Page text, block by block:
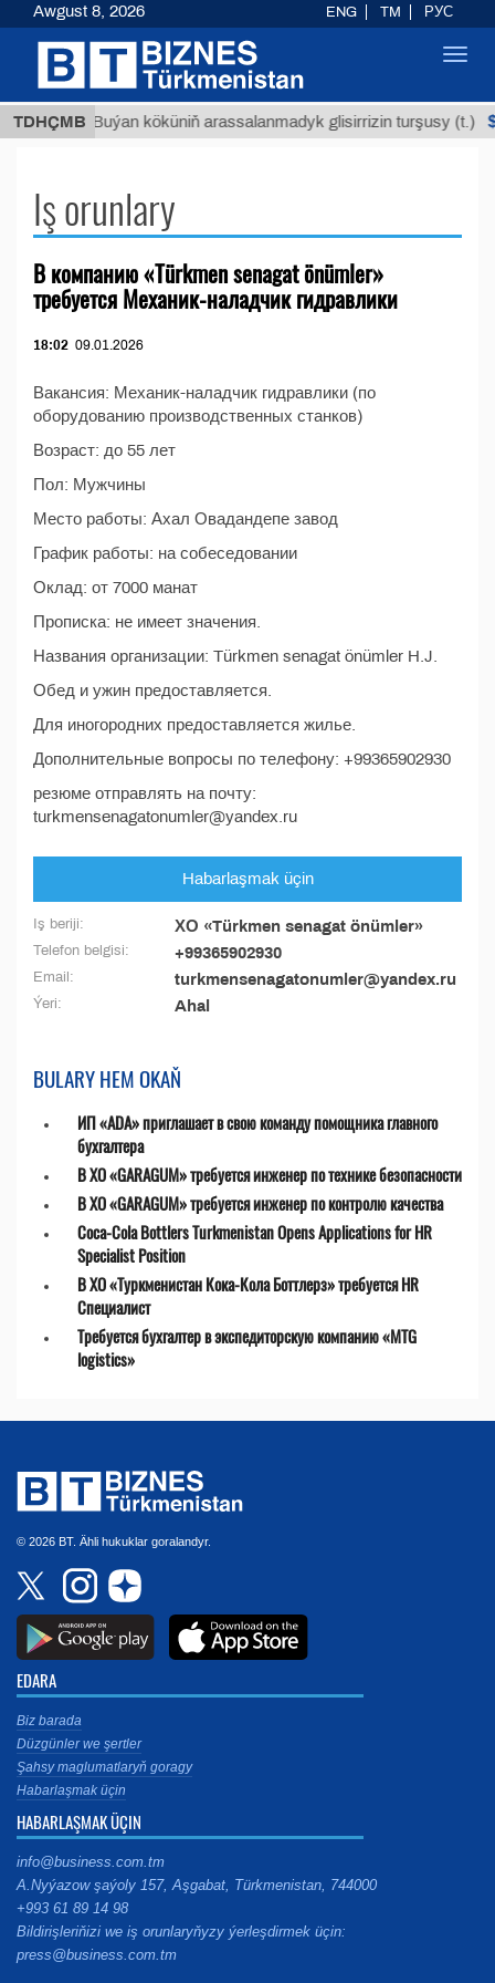
TDHÇMBBuýan köküniň arassalanmadyk glisirrizin turşusy (t.)
Iş orunlary
В компанию «Türkmen senagat önümler»
требуется Механик-наладчик гидравлики
18:02 09.01.2026
Вакансия: Механик-наладчик гидравлики (по
оборудованию производственных станков)
Возраст: до 55 лет
Пол: Мужчины
Место работы: Ахал Овадандепе завод
График работы: на собеседовании
Оклад: от 7000 манат
Прописка: не имеет значения.
Названия организации: Türkmen senagat önümler H.J.
Обед и ужин предоставляется.
Для иногородних предоставляется жилье.
Дополнительные вопросы по телефону: +99365902930
резюме отправлять на почту:
turkmensenagatonumler@yandex.ru
Habarlaşmak üçin
Iş beriji: ХО «Türkmen senagat önümler»
Telefon belgisi: +99365902930
Email: turkmensenagatonumler@yandex.ru
Ýeri: Ahal
BULARY HEM OKAŇ
ИП «ADA» приглашает в свою команду помощника главного
бухгалтера
В ХО «GARAGUM» требуется инженер по технике безопасности
В ХО «GARAGUM» требуется инженер по контролю качества
Coca-Cola Bottlers Turkmenistan Opens Applications for HR
Specialist Position
В ХО «Туркменистан Кока-Кола Боттлерз» требуется HR
Специалист
Требуется бухгалтер в экспедиторскую компанию «MTG
logistics»
© 2026 BT. Ähli hukuklar goralandyr.
EDARA
Biz barada
Düzgünler we şertler
Şahsy maglumatlaryň goragy
Habarlaşmak üçin
HABARLAŞMAK ÜÇIN
info@business.com.tm
A.Nyýazow şaýoly 157, Aşgabat, Türkmenistan, 744000
+993 61 89 14 98
Bildirişleriňizi we iş orunlaryňyzy ýerleşdirmek üçin:
press@business.com.tm
Awgust 8, 2026 ENG TM РУС